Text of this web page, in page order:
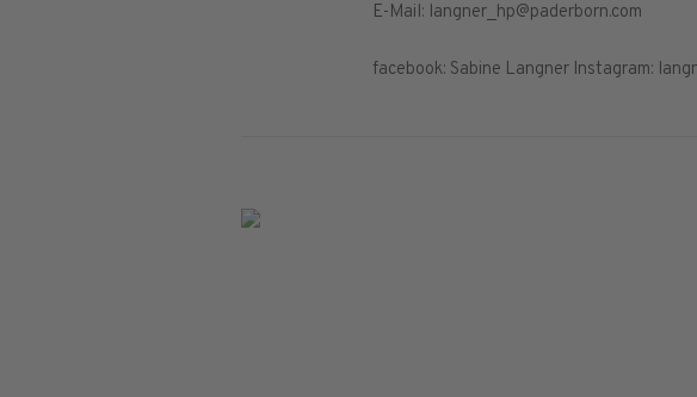
E-Mail: langner_hp@paderborn.com
facebook: Sabine Langner Instagram: